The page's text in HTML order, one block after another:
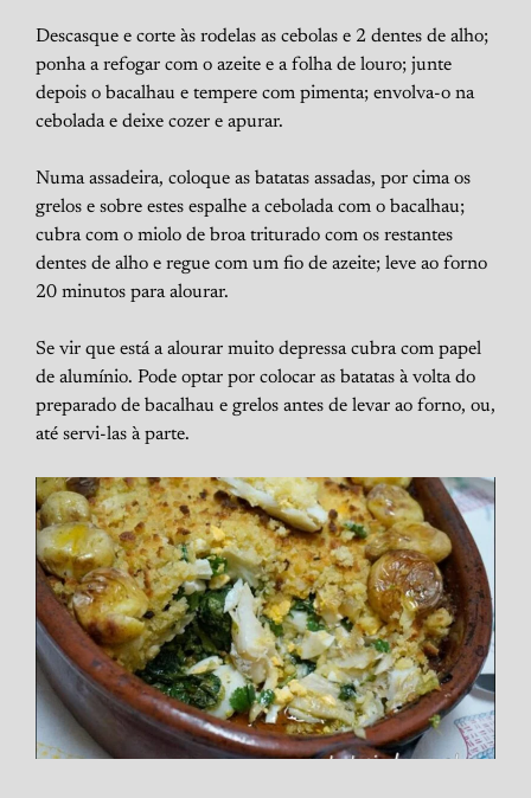
Descasque e corte às rodelas as cebolas e 2 dentes de alho;
ponha a refogar com o azeite e a folha de louro; junte
depois o bacalhau e tempere com pimenta; envolva-o na
cebolada e deixe cozer e apurar.
Numa assadeira, coloque as batatas assadas, por cima os
grelos e sobre estes espalhe a cebolada com o bacalhau;
cubra com o miolo de broa triturado com os restantes
dentes de alho e regue com um fio de azeite; leve ao forno
20 minutos para alourar.
Se vir que está a alourar muito depressa cubra com papel
de alumínio. Pode optar por colocar as batatas à volta do
preparado de bacalhau e grelos antes de levar ao forno, ou,
até servi-las à parte.